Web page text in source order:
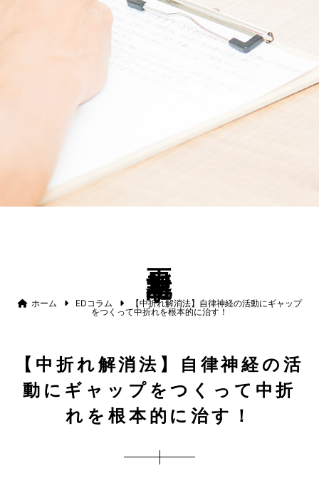
ホーム EDコラム
【中折れ解消法】自律神経の活動にギャップ
をつくって中折れを根本的に治す！
【中折れ解消法】自律神経の活
動にギャップをつくって中折
れを根本的に治す！